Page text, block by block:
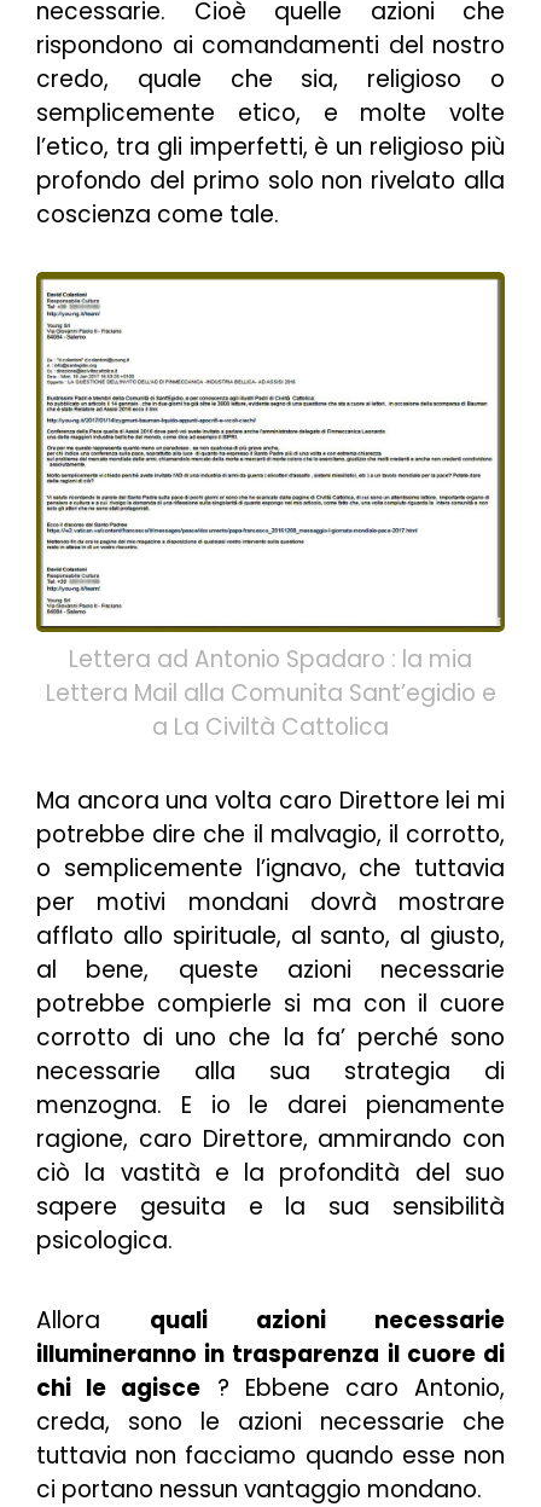
necessarie. Cioè quelle azioni che
rispondono ai comandamenti del nostro
credo, quale che sia, religioso o
semplicemente etico, e molte volte
l’etico, tra gli imperfetti, è un religioso più
profondo del primo solo non rivelato alla
coscienza come tale.
Lettera ad Antonio Spadaro : la mia
Lettera Mail alla Comunita Sant’egidio e
a La Civiltà Cattolica
Ma ancora una volta caro Direttore lei mi
potrebbe dire che il malvagio, il corrotto,
o semplicemente l’ignavo, che tuttavia
per motivi mondani dovrà mostrare
afflato allo spirituale, al santo, al giusto,
al bene, queste azioni necessarie
potrebbe compierle si ma con il cuore
corrotto di uno che la fa’ perché sono
necessarie alla sua strategia di
menzogna. E io le darei pienamente
ragione, caro Direttore, ammirando con
ciò la vastità e la profondità del suo
sapere gesuita e la sua sensibilità
psicologica.
Allora quali azioni necessarie
illumineranno in trasparenza il cuore di
chi le agisce ? Ebbene caro Antonio,
creda, sono le azioni necessarie che
tuttavia non facciamo quando esse non
ci portano nessun vantaggio mondano.